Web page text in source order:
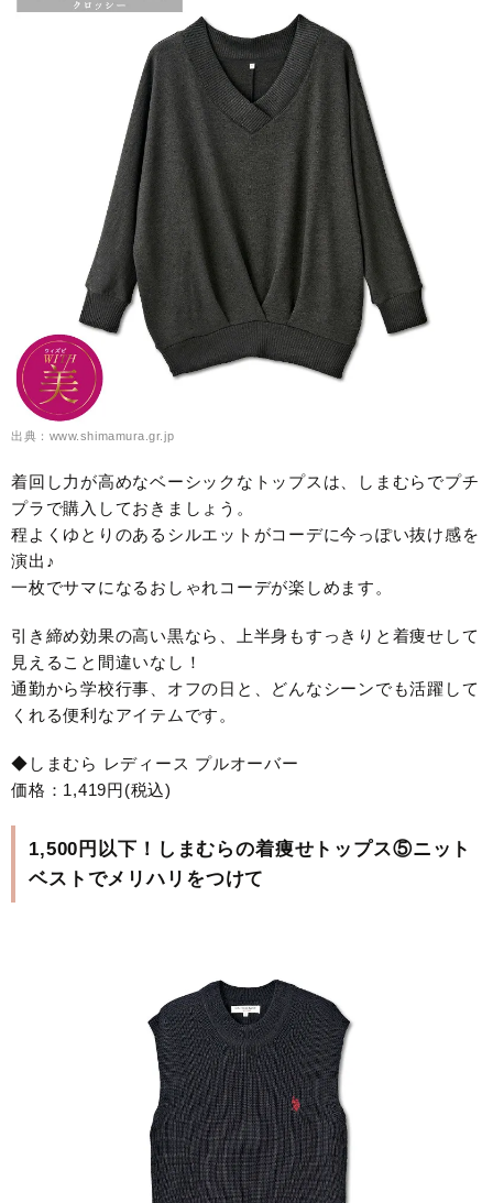
出典：www.shimamura.gr.jp
着回し力が高めなベーシックなトップスは、しまむらでプチ
プラで購入しておきましょう。
程よくゆとりのあるシルエットがコーデに今っぽい抜け感を
演出♪
一枚でサマになるおしゃれコーデが楽しめます。
引き締め効果の高い黒なら、上半身もすっきりと着痩せして
見えること間違いなし！
通勤から学校行事、オフの日と、どんなシーンでも活躍して
くれる便利なアイテムです。
◆しまむら レディース プルオーバー
価格：1,419円(税込)
1,500円以下！しまむらの着痩せトップス⑤ニット
ベストでメリハリをつけて